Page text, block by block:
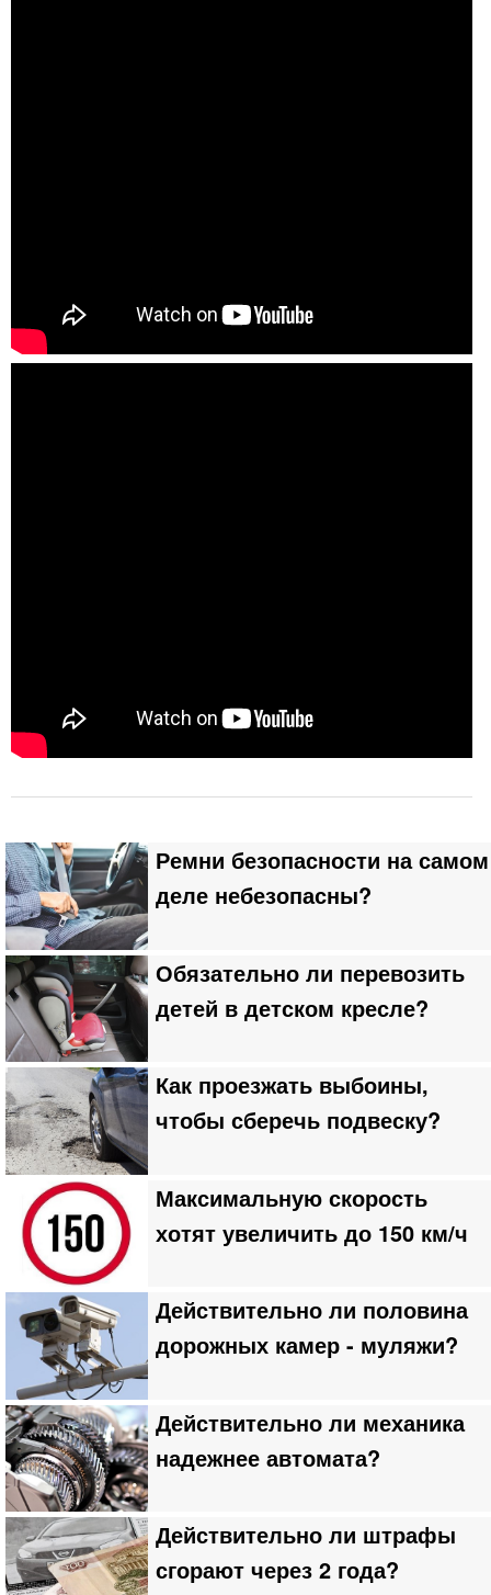
Ремни безопасности на самом
деле небезопасны?
Обязательно ли перевозить
детей в детском кресле?
Как проезжать выбоины,
чтобы сберечь подвеску?
Максимальную скорость
хотят увеличить до 150 км/ч
Действительно ли половина
дорожных камер - муляжи?
Действительно ли механика
надежнее автомата?
Действительно ли штрафы
сгорают через 2 года?